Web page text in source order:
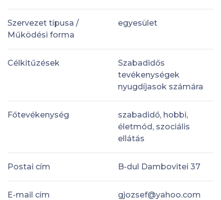
Szervezet típusa /
Működési forma
egyesület
Célkitűzések
Szabadidős
tevékenységek
nyugdíjasok számára
Főtevékenység
szabadidő, hobbi,
életmód, szociális
ellátás
Postai cím B-dul Dambovitei 37
E-mail cím gjozsef@yahoo.com